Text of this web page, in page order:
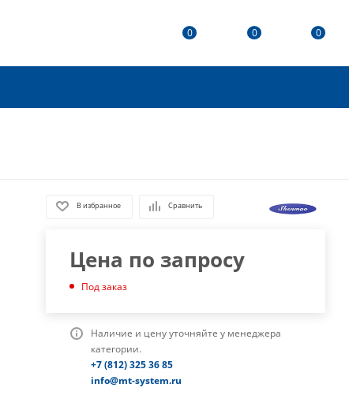
0 0 0
В избранное Сравнить
Цена по запросу
Под заказ
Наличие и цену уточняйте у менеджера
категории.
+7 (812) 325 36 85
info@mt-system.ru